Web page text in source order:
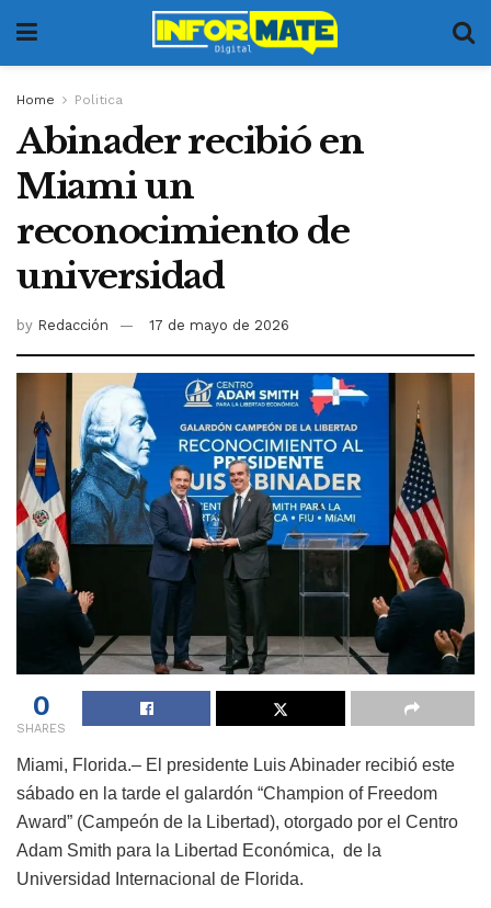
Home Politica
Abinader recibió en
Miami un
reconocimiento de
universidad
by Redacción 17 de mayo de 2026
0
SHARES
Miami, Florida.– El presidente Luis Abinader recibió este
sábado en la tarde el galardón “Champion of Freedom
Award” (Campeón de la Libertad), otorgado por el Centro
Adam Smith para la Libertad Económica, de la
Universidad Internacional de Florida.